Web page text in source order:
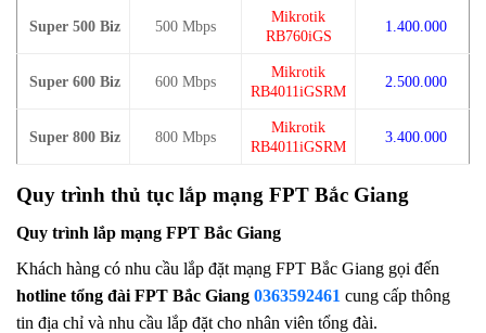
Super 500 Biz 500 Mbps
Mikrotik
RB760iGS
1.400.000
Super 600 Biz 600 Mbps
Mikrotik
RB4011iGSRM
2.500.000
Super 800 Biz 800 Mbps
Mikrotik
RB4011iGSRM
3.400.000
Quy trình thủ tục lắp mạng FPT Bắc Giang
Quy trình lắp mạng FPT Bắc Giang
Khách hàng có nhu cầu lắp đặt mạng FPT Bắc Giang gọi đến
hotline tổng đài FPT Bắc Giang 0363592461 cung cấp thông
tin địa chỉ và nhu cầu lắp đặt cho nhân viên tổng đài.